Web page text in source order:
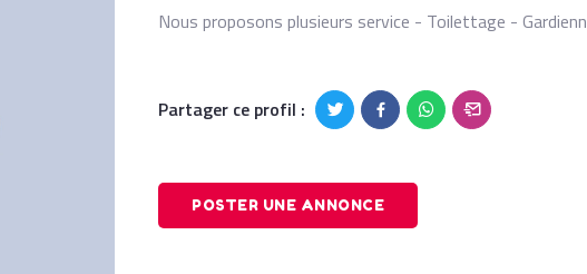
Nous proposons plusieurs service - Toilettage -
Partager ce profil :
POSTER UNE ANNONCE